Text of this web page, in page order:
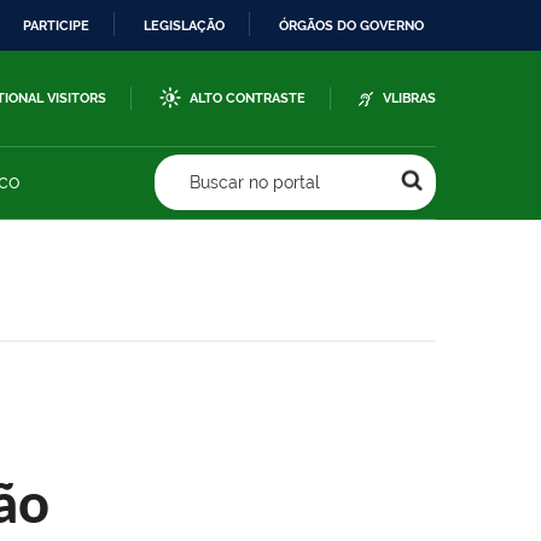
PARTICIPE LEGISLAÇÃO ÓRGÃOS DO GOVERNO
VISITORS ALTO CONTRASTE VLIBRAS
Buscar no portal